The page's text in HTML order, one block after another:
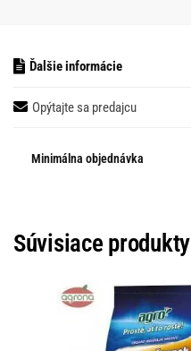
Ďalšie informácie
Opýtajte sa predajcu
Minimálna objednávka
Súvisiace produkty